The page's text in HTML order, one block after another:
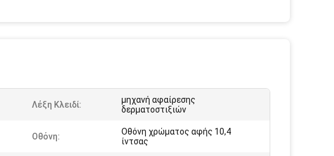
Λέξη Κλειδί:
μηχανή αφαίρεσης
δερματοστιξιών
Οθόνη:
Οθόνη χρώματος αφής 10,4
ίντσας